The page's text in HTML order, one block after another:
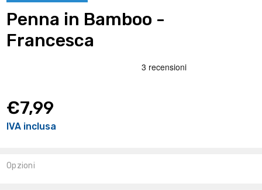
Penna in Bamboo -
Francesca
€7,99
IVA inclusa
Opzioni